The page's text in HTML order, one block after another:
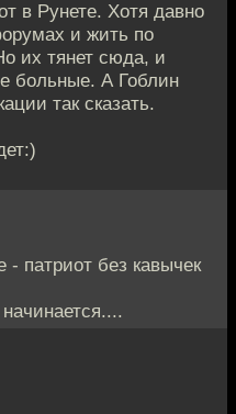
в Рунете. Хотя давно
и жить по
их тянет сюда, и
больные. А Гоблин
так сказать.
- патриот без кавычек